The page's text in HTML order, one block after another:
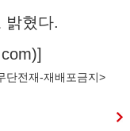
밝혔다.
)]
단전재-재배포금지>